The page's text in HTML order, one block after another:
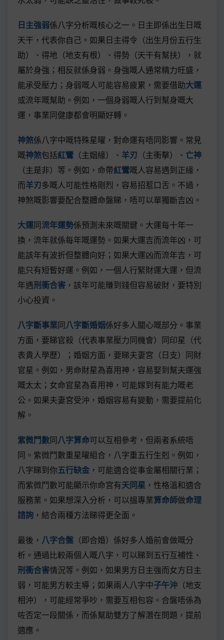
日主強弱係八字分析嘅核心之一。日主即係出生日嘅
天干，代表你自己。如果日主得令（出生月份五行生
助）、得地（地支有根）、得勢（天干有幫扶），就
屬於身強；相反就係身弱。身強嘅人通常精力旺盛，
能承受壓力；身弱嘅人可能容易疲累，需要借助大運
或流年嘅幫助。例如，一個身弱嘅人行到幫身嘅大
運，事業同健康都會明顯好轉。
神煞係八字中嘅特殊星曜，對命運有唔同影響。常見
嘅神煞包括紅鸞 （主姻緣）、 羊刃 （主衝擊）、 亡神
（主是非）等。例如，命帶紅鸞嘅人容易遇到正緣，
而羊刃多嘅人可能性格剛烈，容易招惹口舌。不過，
神煞嘅影響要配合整體命盤睇，唔可以單獨斷吉凶。
大運同流年運勢係預測未來嘅關鍵。大運每十年一
換，流年就係每年嘅運勢。如果大運吉而流年凶，可
能該年有波折但整體向好；如果大運凶而流年吉，可
能只有短暫好運。例如，一個人行緊財運大運，但流
年遇刑衝合害 ，該年可能賺到錢但容易破財，要特別
小心投資。
八字斷事業同八字斷婚姻係好多人關心嘅部分。事業
方面，要睇官殺（代表事業壓力同機會）同印星（代
表貴人學歷）；婚姻方面，要睇夫妻宮（日支）同財
官星。例如，男命財星為喜用神，容易娶到幫夫運強
嘅太太；女命官星為喜用神，可能嫁到有能力嘅老
公。如果夫妻宮受沖，婚姻容易有變動，需要提前化
解。
紫微鬥數同八字算命可以互相參考，但兩者系統唔
同。紫微鬥數重星曜組合，八字重五行生剋。例如，
八字睇到你五行缺金 ，可能適合從事金屬相關行業；
而紫微鬥數可能顯示你命宮有天同星 ，性格溫和適合
服務業。如果想深入分析，可以搵專業算命師做命理
諮詢 ，結合兩種方法睇得更全面。
最後， 八字合盤 （即合婚）係好多人婚前會做嘅分
析。通過比較兩個人嘅八字，可以睇到五行互補性、
刑衝合害情況等。例如，如果男方日主強而女方日主
弱，可能男方較主導；如果兩人八字中子午沖 （地支
相沖），可能經常爭吵，需要互相包容。合盤唔係為
咗否定一段關係，而係幫助雙方了解潛在問題，提前
適應。